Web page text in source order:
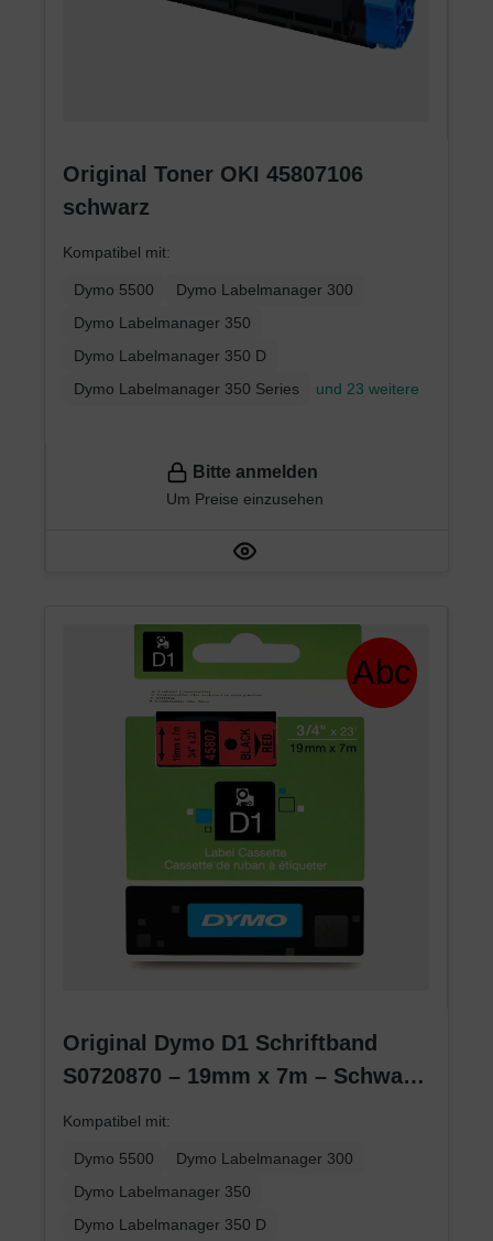
Original Toner OKI 45807106
schwarz
Kompatibel mit:
Dymo 5500
Dymo Labelmanager 300
Dymo Labelmanager 350
Dymo Labelmanager 350 D
Dymo Labelmanager 350 Series
und 23 weitere
Bitte anmelden
Um Preise einzusehen
Original Dymo D1 Schriftband
S0720870 – 19mm x 7m – Schwarz
Kompatibel mit:
Dymo 5500
Dymo Labelmanager 300
Dymo Labelmanager 350
Dymo Labelmanager 350 D